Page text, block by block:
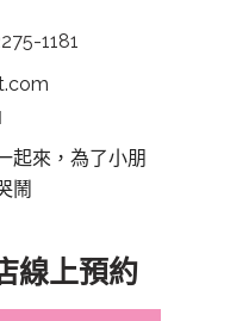
1181
起來，為了小朋
鬧
線上預約